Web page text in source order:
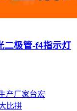
极管-f4指示灯
产厂家台宏
比拼